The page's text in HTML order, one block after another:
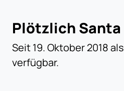
Plötzlich Santa
Seit 19. Oktober 2018 als
verfügbar.